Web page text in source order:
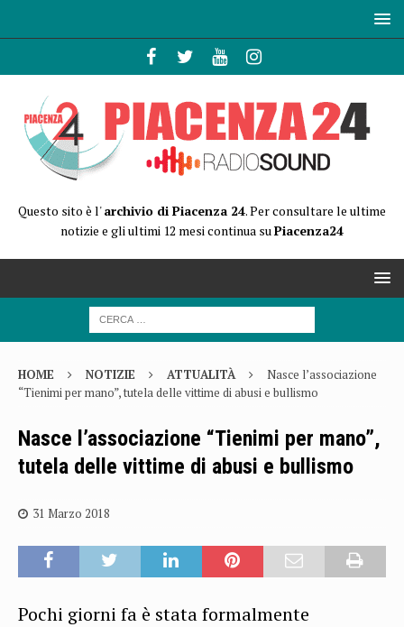
Questo sito è l'archivio di Piacenza 24. Per consultare le ultime
notizie e gli ultimi 12 mesi continua suPiacenza24
HOME NOTIZIE ATTUALITÀ
Nasce l’associazione
“Tienimi per mano”, tutela delle vittime di abusi e bullismo
Nasce l’associazione “Tienimi per mano”,
tutela delle vittime di abusi e bullismo
31 Marzo 2018
Pochi giorni fa è stata formalmente